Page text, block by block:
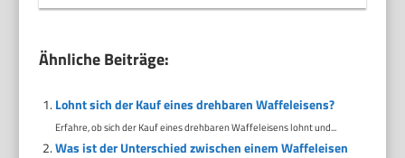
Ähnliche Beiträge:
Lohnt sich der Kauf eines drehbaren Waffeleisens?
Erfahre, ob sich der Kauf eines drehbaren Waffeleisens lohnt und...
Was ist der Unterschied zwischen einem Waffeleisen